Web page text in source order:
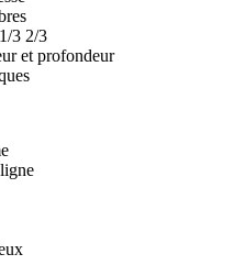
3 2/3
et profondeur